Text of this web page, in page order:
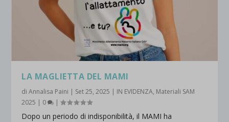
LA MAGLIETTA DEL MAMI
diAnnalisa Paini | Set 25, 2025 | IN EVIDENZA, Materiali SAM
2025 | 0 |
Dopo un periodo di indisponibilità, il MAMI ha